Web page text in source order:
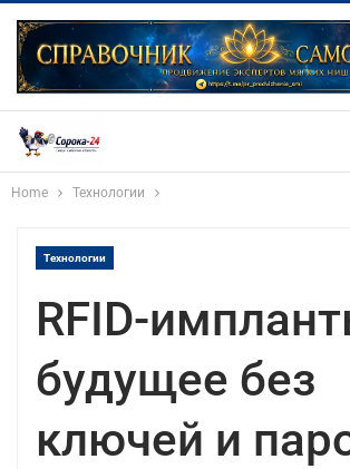
Home Технологии
Технологии
RFID-
будущее без
ключей и